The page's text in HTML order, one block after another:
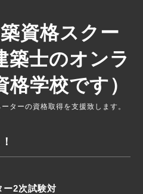
資格スクー
士のオンラ
学校です）
ターの資格取得を支援致します。
ー2次試験対